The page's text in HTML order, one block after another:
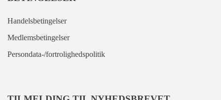
Handelsbetingelser
Medlemsbetingelser
Persondata-/fortrolighedspolitik